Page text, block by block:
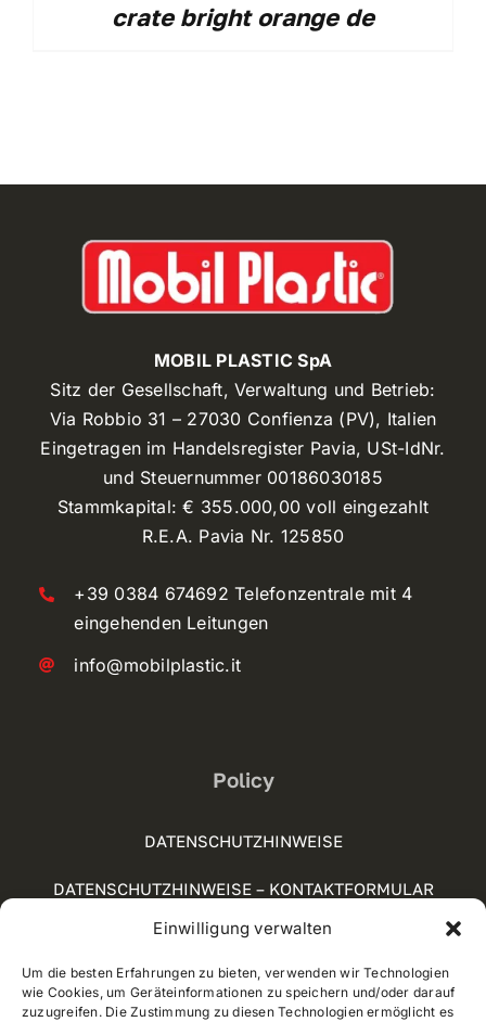
Einwilligung verwalten
Um die besten Erfahrungen zu bieten, verwenden wir Technologien
wie Cookies, um Geräteinformationen zu speichern und/oder darauf
zuzugreifen. Die Zustimmung zu diesen Technologien ermöglicht es
crate bright orange de
MOBIL PLASTIC SpA
Sitz der Gesellschaft, Verwaltung und Betrieb:
Via Robbio 31 – 27030 Confienza (PV), Italien
Eingetragen im Handelsregister Pavia, USt-IdNr.
und Steuernummer 00186030185
Stammkapital: € 355.000,00 voll eingezahlt
R.E.A. Pavia Nr. 125850
+39 0384 674692 Telefonzentrale mit 4
eingehenden Leitungen
info@mobilplastic.it
Policy
DATENSCHUTZHINWEISE
DATENSCHUTZHINWEISE – KONTAKTFORMULAR
SOCIAL-MEDIA-RICHTLINIE
COOKIE POLICY (UE)